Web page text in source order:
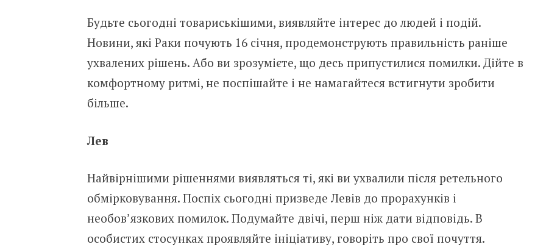
Будьте сьогодні товариськішими, виявляйте інтерес до людей і подій.
Новини, які Раки почують 16 січня, продемонструють правильність раніше
ухвалених рішень. Або ви зрозумієте, що десь припустилися помилки. Дійте в
комфортному ритмі, не поспішайте і не намагайтеся встигнути зробити
більше.
Лев
Найвірнішими рішеннями виявляться ті, які ви ухвалили після ретельного
обмірковування. Поспіх сьогодні призведе Левів до прорахунків і
необов’язкових помилок. Подумайте двічі, перш ніж дати відповідь. В
особистих стосунках проявляйте ініціативу, говоріть про свої почуття.